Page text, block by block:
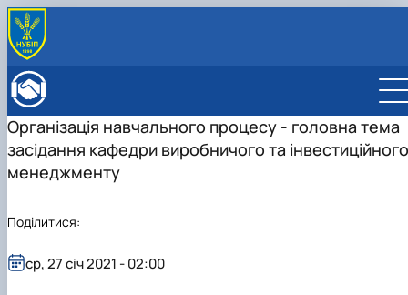
Адміністрація факультету
ОСВІТНЯ ДІЯЛЬНІСТЬ
Бакалаврат
Магістратура
Розклад
Виховна та спортивна робота
ВСТУПНИКУ
Загальна інформація
Бакалавр
МІЖНАРОДНА ДІЯЛЬНІСТЬ
Міжнародні партнери
Program in Management
Організація навчального процесу - головна тема
засідання кафедри виробничого та інвестиційного
менеджменту
ср, 27 січ 2021 - 02:00
Поділитися: